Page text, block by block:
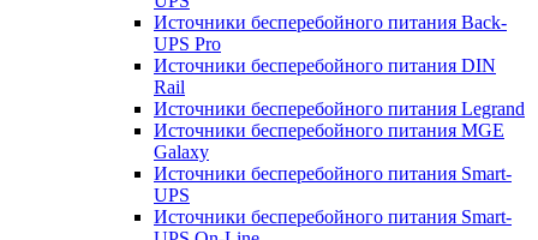
Источники бесперебойного питания Back-
UPS Pro
Источники бесперебойного питания DIN
Rail
Источники бесперебойного питания Legrand
Источники бесперебойного питания MGE
Galaxy
Источники бесперебойного питания Smart-
UPS
Источники бесперебойного питания Smart-